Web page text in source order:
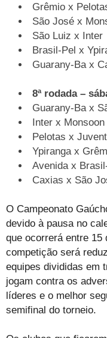
Grêmio x
São José x
São Luiz x Inter
Brasil-Pel x
Guarany-Ba x
8ª rodada –
Guarany-Ba x
Inter x Monsoon
Pelotas x
Ypiranga x
Avenida x
Caxias x São
O Campeonato
devido à pausa no
que ocorrerá entre 15
competição será
equipes divididas em
jogam contra os
líderes e o melhor
semifinal do torneio.